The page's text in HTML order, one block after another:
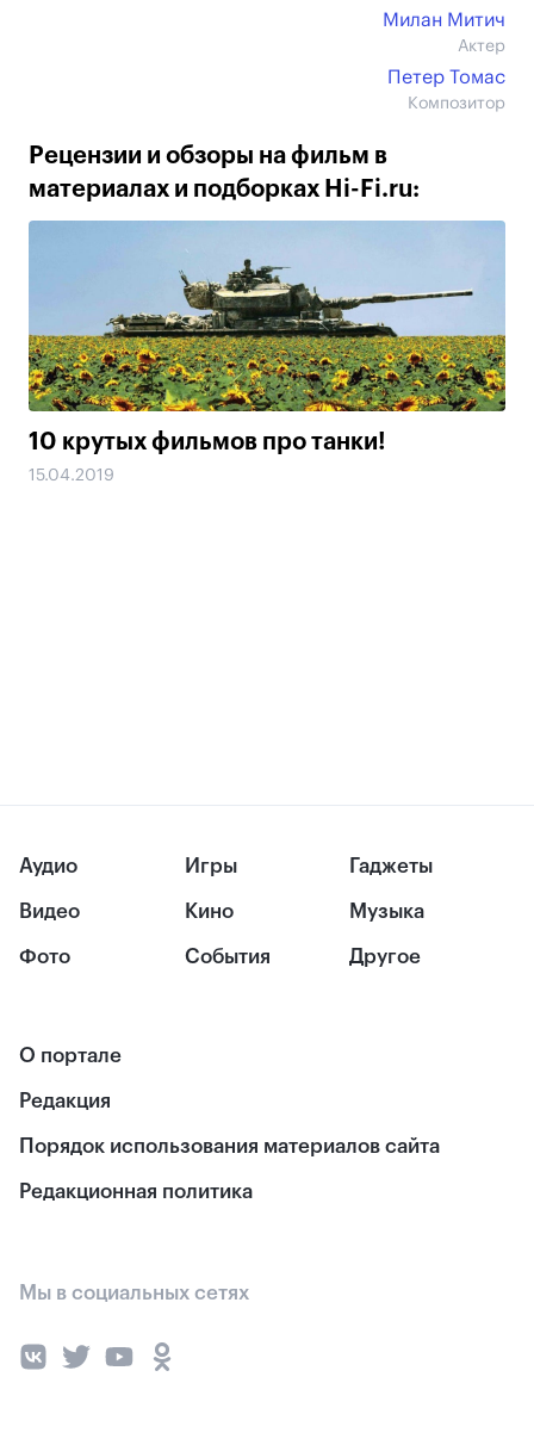
Милан Митич
Актер
Петер Томас
Композитор
Рецензии и обзоры на фильм в
материалах и подборках Hi-Fi.ru:
10 крутых фильмов про танки!
15.04.2019
Аудио
Видео
Фото
Игры
Кино
События
Гаджеты
Музыка
Другое
О портале
Редакция
Порядок использования материалов сайта
Редакционная политика
Мы в социальных сетях